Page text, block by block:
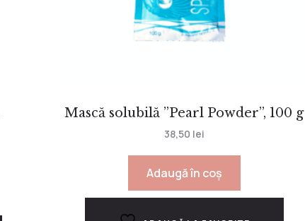
Mască solubilă ”Pearl Powder”, 100 g
38,50 lei
Adaugă în coș